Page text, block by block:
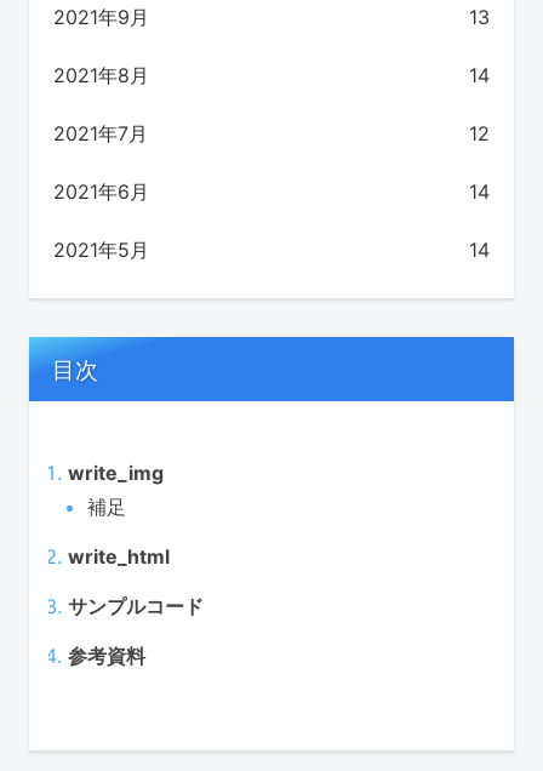
2021年9月 13
2021年8月 14
2021年7月 12
2021年6月 14
2021年5月 14
目次
write_img
補足
write_html
サンプルコード
参考資料